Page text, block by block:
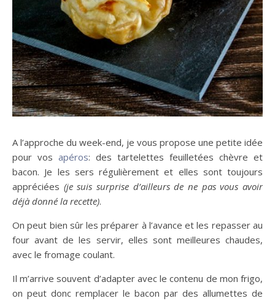
A l’approche du week-end, je vous propose une petite idée
pour vos apéros: des tartelettes feuilletées chèvre et
bacon. Je les sers régulièrement et elles sont toujours
appréciées (je suis surprise d’ailleurs de ne pas vous avoir
déjà donné la recette).
On peut bien sûr les préparer à l’avance et les repasser au
four avant de les servir, elles sont meilleures chaudes,
avec le fromage coulant.
Il m’arrive souvent d’adapter avec le contenu de mon frigo,
on peut donc remplacer le bacon par des allumettes de